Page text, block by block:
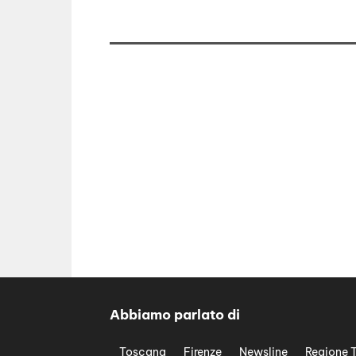
Abbiamo parlato di
Toscana Firenze Newsline Regione